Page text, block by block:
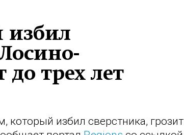
избил
до трех лет
избил сверстника, грозит